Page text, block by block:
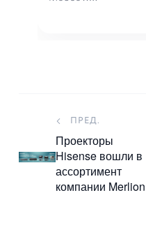
ПРЕД.
Проекторы
Hisense вошли в
ассортимент
компании Merlion